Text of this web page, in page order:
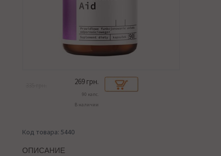
269 грн.
90 капс.
В наличии
Код товара: 5440
ОПИСАНИЕ